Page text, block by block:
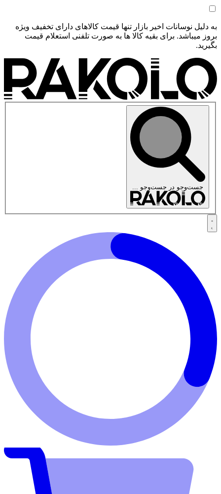
به دلیل نوسانات اخیر بازار تنها قیمت کالاهای دارای تخفیف ویژه
بروز میباشد. برای بقیه کالا ها به صورت تلفنی استعلام قیمت
بگیرید.
جست‌وجو در جست‌وجو ...